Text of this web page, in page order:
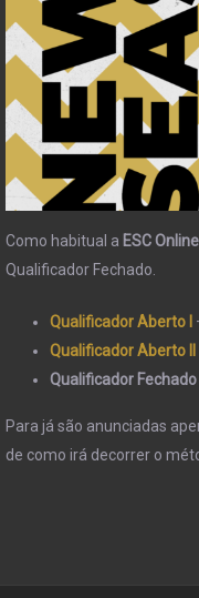
Como habitual a ESC Online
Qualificador Fechado.
Qualificador Aberto I
Qualificador Aberto II
Qualificador Fechado
Para já são anunciadas
de como irá decorrer o